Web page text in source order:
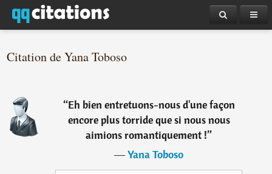
Citation de Yana Toboso
“Eh bien entretuons-nous d'une façon
encore plus torride que si nous nous
aimions romantiquement !”
―Yana Toboso